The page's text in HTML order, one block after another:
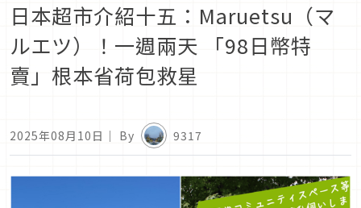
日本超市介紹十五：Maruetsu（マ
ルエツ）！一週兩天 「98日幣特
賣」根本省荷包救星
2025年08月10日 ｜ By 9317